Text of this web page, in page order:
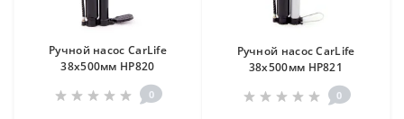
Ручной насос CarLife
38х500мм HP820
0
Ручной насос CarLife
38х500мм HP821
0